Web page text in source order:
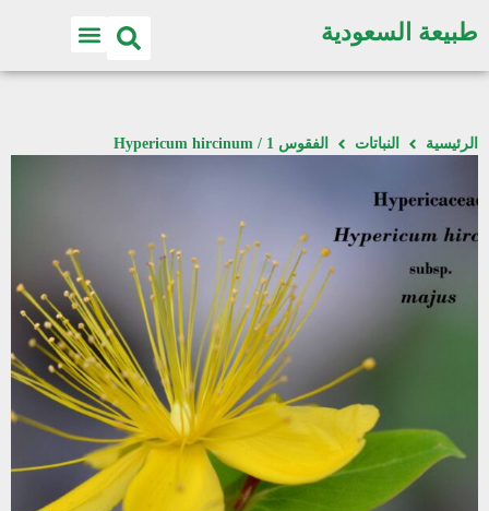
طبيعة السعودية
الرئيسية النباتات الفقوس 1 / Hypericum hircinum